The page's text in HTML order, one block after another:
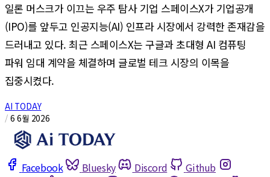
일론 머스크가 이끄는 우주 탐사 기업 스페이스X가 기업공개
(IPO)를 앞두고 인공지능(AI) 인프라 시장에서 강력한 존재감을
드러내고 있다. 최근 스페이스X는 구글과 초대형 AI 컴퓨팅
파워 임대 계약을 체결하며 글로벌 테크 시장의 이목을
집중시켰다.
AI TODAY
/ 6 6월 2026
Facebook Bluesky Discord
Github